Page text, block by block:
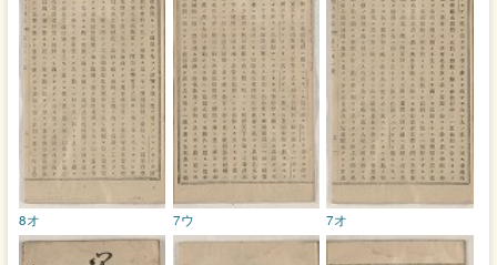
7オ
7ウ
8オ